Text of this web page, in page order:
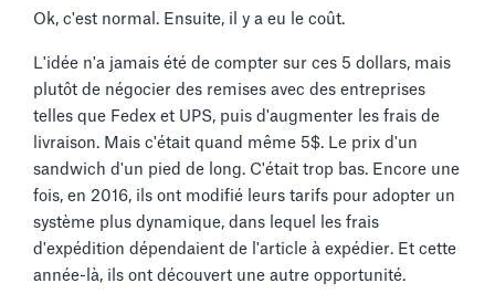
Ok, c'est normal. Ensuite, il y a eu le coût.
L'idée n'a jamais été de compter sur ces 5 dollars, mais
plutôt de négocier des remises avec des entreprises
telles que Fedex et UPS, puis d'augmenter les frais de
livraison. Mais c'était quand même 5$. Le prix d'un
sandwich d'un pied de long. C'était trop bas. Encore une
fois, en 2016, ils ont modifié leurs tarifs pour adopter un
système plus dynamique, dans lequel les frais
d'expédition dépendaient de l'article à expédier. Et cette
année-là, ils ont découvert une autre opportunité.